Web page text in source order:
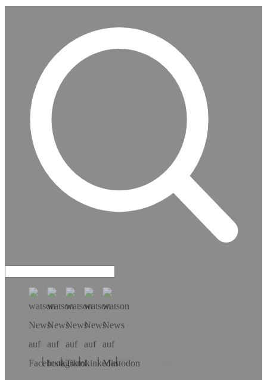
Hol dir die App!